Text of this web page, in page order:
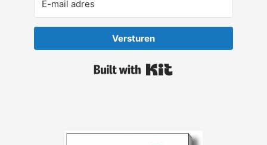
Versturen